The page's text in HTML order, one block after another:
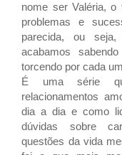
nome ser Valéria, o
problemas e
parecida, ou
acabamos
torcendo por cada
É uma série
relacionamentos
dia a dia e como
dúvidas sobre
questões da vida